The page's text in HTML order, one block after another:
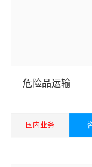
货物出险将有专
危险品运输
国内业务